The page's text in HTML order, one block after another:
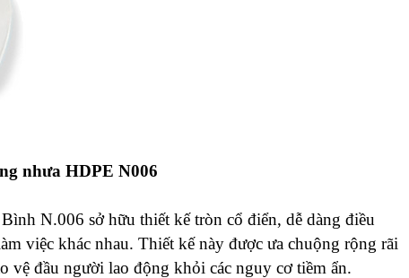
nhưa HDPE N006
N.006 sở hữu thiết kế tròn cổ điển, dễ dàng điều
việc khác nhau. Thiết kế này được ưa chuộng rộng rãi
vệ đầu người lao động khỏi các nguy cơ tiềm ẩn.